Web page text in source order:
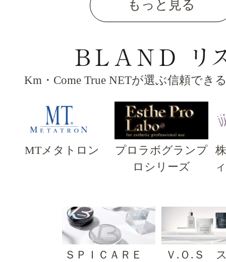
もっと見る
Km・Come True NETが選ぶ信頼でき
MTメタトロン
プロラボグランプ
ロシリーズ
ＳＰＩＣＡＲＥ
Ｖ.Ｏ.Ｓ